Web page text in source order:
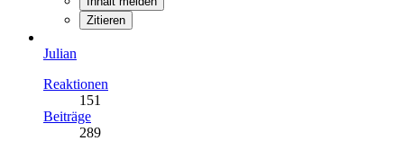
Zitieren
Julian
Reaktionen
151
Beiträge
289